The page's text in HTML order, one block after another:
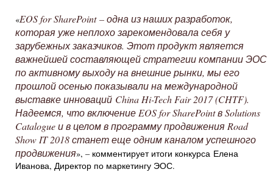
«EOS for SharePoint – одна из наших разработок,
которая уже неплохо зарекомендовала себя у
зарубежных заказчиков. Этот продукт является
важнейшей составляющей стратегии компании ЭОС
по активному выходу на внешние рынки, мы его
прошлой осенью показывали на международной
выставке инноваций China Hi-Tech Fair 2017 (CHTF).
Надеемся, что включение EOS for SharePoint в Solutions
Catalogue и в целом в программу продвижения Road
Show IT 2018 станет еще одним каналом успешного
продвижения», – комментирует итоги конкурса Елена
Иванова, Директор по маркетингу ЭОС.